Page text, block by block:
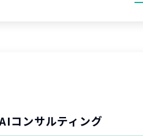
コンサルティング